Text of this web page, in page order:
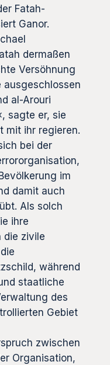
Fatah-
Ganor.
dermaßen
Versöhnung
al-Arouri
sagte er, sie
mit ihr regieren.
bei der
im
damit auch
Als solch
ihre
die zivile
während
staatliche
des
Gebiet
zwischen
Organisation,